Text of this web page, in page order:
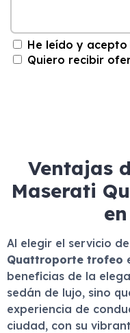
He leído y acepto
Quiero recibir
Ventajas
Maserati
Al elegir el servicio de
Quattroporte trofeo
beneficias de la
sedán de lujo, sino
experiencia de
ciudad, con su